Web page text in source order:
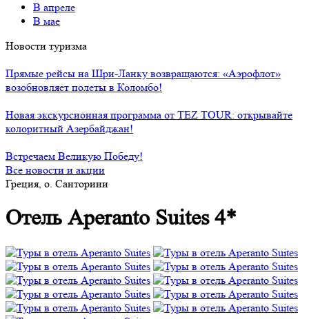
В апреле
В мае
Новости туризма
Прямые рейсы на Шри-Ланку возвращаются: «Аэрофлот»
возобновляет полеты в Коломбо!
Новая экскурсионная программа от TEZ TOUR: открывайте
колоритный Азербайджан!
Встречаем Великую Победу!
Все новости и акции
Греция, о. Санторини
Отель Aperanto Suites 4*